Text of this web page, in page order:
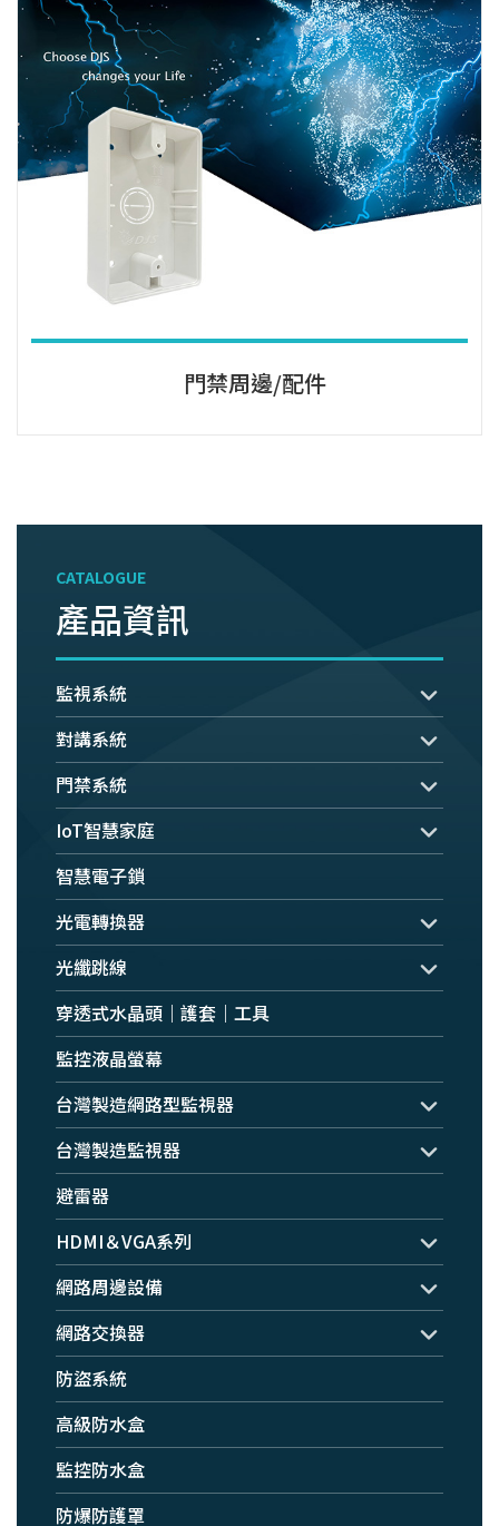
門禁周邊/配件
CATALOGUE
產品資訊
監視系統
對講系統
門禁系統
IoT智慧家庭
智慧電子鎖
光電轉換器
光纖跳線
穿透式水晶頭｜護套｜工具
監控液晶螢幕
台灣製造網路型監視器
台灣製造監視器
避雷器
HDMI＆VGA系列
網路周邊設備
網路交換器
防盜系統
高級防水盒
監控防水盒
防爆防護罩